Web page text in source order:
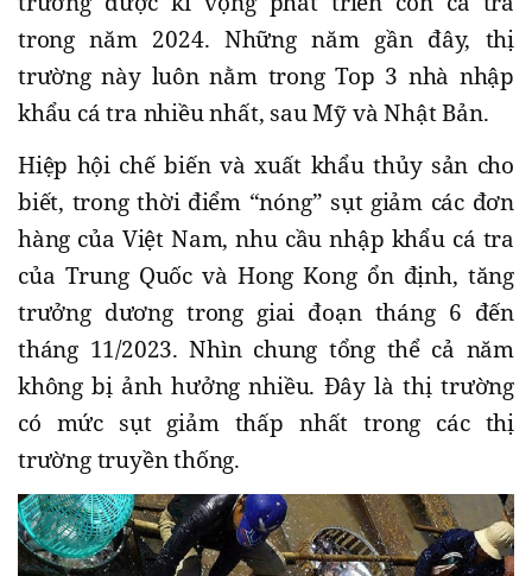
trong năm 2024. Những năm gần đây, thị
trường này luôn nằm trong Top 3 nhà nhập
khẩu cá tra nhiều nhất, sau Mỹ và Nhật Bản.
Hiệp hội chế biến và xuất khẩu thủy sản cho
biết, trong thời điểm “nóng” sụt giảm các đơn
hàng của Việt Nam, nhu cầu nhập khẩu cá tra
của Trung Quốc và Hong Kong ổn định, tăng
trưởng dương trong giai đoạn tháng 6 đến
tháng 11/2023. Nhìn chung tổng thể cả năm
không bị ảnh hưởng nhiều. Đây là thị trường
có mức sụt giảm thấp nhất trong các thị
trường truyền thống.